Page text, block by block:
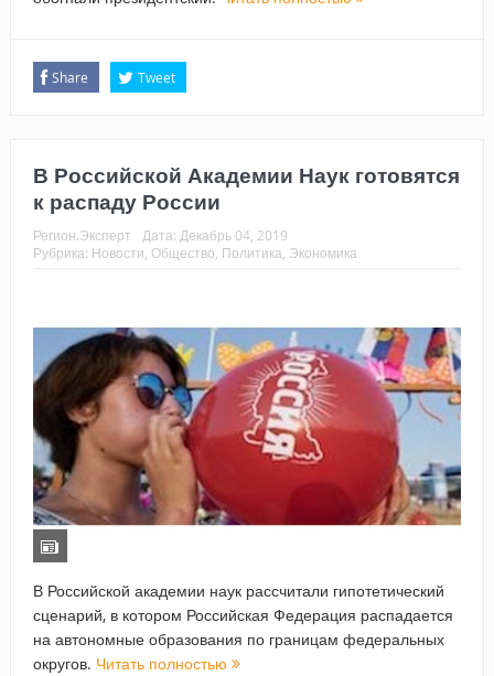
Share Tweet
В Российской Академии Наук готовятся
к распаду России
Регион.Эксперт Дата: Декабрь 04, 2019
Рубрика: Новости, Общество, Политика, Экономика
В Российской академии наук рассчитали гипотетический
сценарий, в котором Российская Федерация распадается
на автономные образования по границам федеральных
округов. Читать полностью